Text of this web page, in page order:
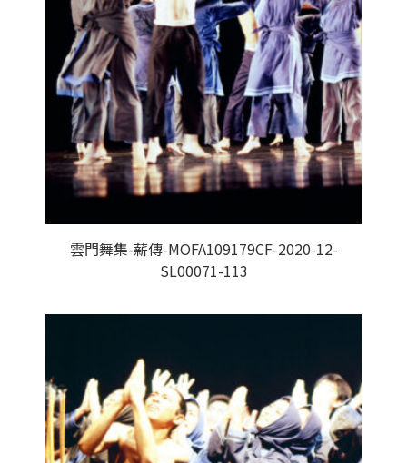
雲門舞集-薪傳-MOFA109179CF-2020-12-
SL00071-113